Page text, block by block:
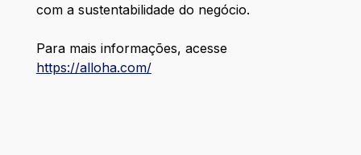
com a sustentabilidade do negócio.
Para mais informações, acesse
https://alloha.com/